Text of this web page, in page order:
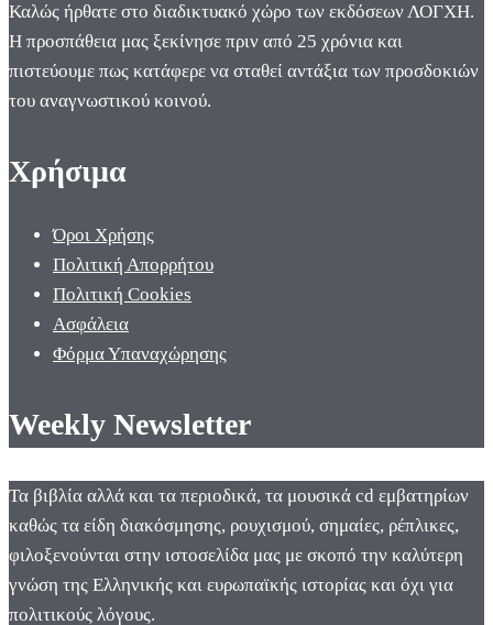
Καλώς ήρθατε στο διαδικτυακό χώρο των εκδόσεων ΛΟΓΧΗ.
Η προσπάθεια μας ξεκίνησε πριν από 25 χρόνια και
πιστεύουμε πως κατάφερε να σταθεί αντάξια των προσδοκιών
του αναγνωστικού κοινού.
Χρήσιμα
Όροι Χρήσης
Πολιτική Απορρήτου
Πολιτική Cookies
Ασφάλεια
Φόρμα Υπαναχώρησης
Weekly Newsletter
Τα βιβλία αλλά και τα περιοδικά, τα μουσικά cd εμβατηρίων
καθώς τα είδη διακόσμησης, ρουχισμού, σημαίες, ρέπλικες,
φιλοξενούνται στην ιστοσελίδα μας με σκοπό την καλύτερη
γνώση της Ελληνικής και ευρωπαϊκής ιστορίας και όχι για
πολιτικούς λόγους.